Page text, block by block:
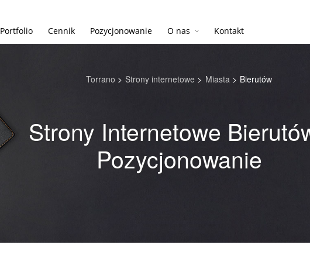
Portfolio Cennik Pozycjonowanie O nas Kontakt
Torrano > Strony internetowe > Miasta > Bierutów
Strony Internetowe
Pozycjonowanie